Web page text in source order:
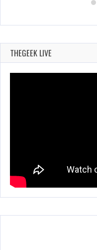
THEGEEK LIVE